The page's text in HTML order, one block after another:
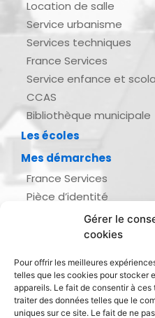
Gérer le
cookies
Pour offrir les meilleures
telles que les cookies pour stocker
appareils. Le fait de consentir à
traiter des données telles que le
uniques sur ce site. Le fait de ne
Location de salle
Service urbanisme
Services techniques
France Services
Service enfance et
CCAS
Bibliothèque municipale
Les écoles
Mes démarches
France Services
Pièce d’identité
Demande d’actes d’état
Inscription listes
Recensement militaire
Le journal de ma ville